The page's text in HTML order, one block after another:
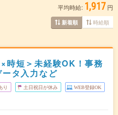
平均時給: 1,917 円
新着順 時給順
時短＞未経験OK！事務
タ入力など
り 土日祝日が休み WEB登録OK